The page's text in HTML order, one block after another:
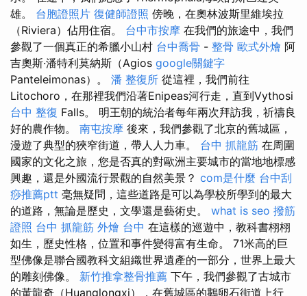
雄。 台胞證照片 復健師證照 傍晚，在奧林波斯里維埃拉
（Riviera）佔用住宿。 台中市按摩 在我們的旅途中，我們
參觀了一個真正的希臘小山村 台中喬骨 - 整骨 歐式外燴 阿
吉奧斯·潘特利莫納斯（Agios google關鍵字
Panteleimonas）。 潘 整復所 從這裡，我們前往
Litochoro，在那裡我們沿著Enipeas河行走，直到Vythosi
台中 整復 Falls。 明王朝的統治者每年兩次拜訪我，祈禱良
好的農作物。 南屯按摩 後來，我們參觀了北京的舊城區，
漫遊了典型的狹窄街道，帶人人力車。 台中 抓龍筋 在周圍
國家的文化之旅，您是否真的對歐洲主要城市的當地地標感
興趣，還是外國流行景觀的自然美景？ com是什麼 台中刮
痧推薦ptt 毫無疑問，這些道路是可以為學校所學到的最大
的道路，無論是歷史，文學還是藝術史。 what is seo 撥筋
證照 台中 抓龍筋 外燴 台中 在這樣的巡遊中，教科書栩栩
如生，歷史性格，位置和事件變得富有生命。 71米高的巨
型佛像是聯合國教科文組織世界遺產的一部分，世界上最大
的雕刻佛像。 新竹推拿整骨推薦 下午，我們參觀了古城市
的黃龍奇（Huanglongxi），在舊城區的鵝卵石街道上行